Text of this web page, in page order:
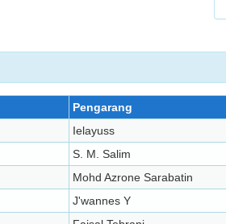
Pengarang
Ielayuss
S. M. Salim
Mohd Azrone Sarabatin
J'wannes Y